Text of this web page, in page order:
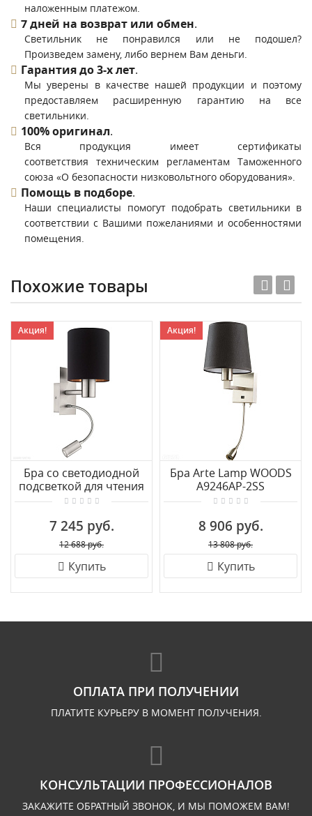
наложенным платежом.
7 дней на возврат или обмен.
Светильник не понравился или не подошел?
Произведем замену, либо вернем Вам деньги.
Гарантия до 3-х лет.
Мы уверены в качестве нашей продукции и поэтому
предоставляем расширенную гарантию на все
светильники.
100% оригинал.
Вся продукция имеет сертификаты
соответствия техническим регламентам Таможенного
союза «О безопасности низковольтного оборудования».
Помощь в подборе.
Наши специалисты помогут подобрать светильники в
соответствии с Вашими пожеланиями и особенностями
помещения.
Похожие товары
Акция!
Бра cо светодиодной
подсветкой для чтения
EGLO PASTERI 96483
7 245 руб.
12 688 руб.
Купить
Акция!
Бра Arte Lamp WOODS
A9246AP-2SS
8 906 руб.
13 808 руб.
Купить
ОПЛАТА ПРИ ПОЛУЧЕНИИ
ПЛАТИТЕ КУРЬЕРУ В МОМЕНТ ПОЛУЧЕНИЯ.
КОНСУЛЬТАЦИИ ПРОФЕССИОНАЛОВ
ЗАКАЖИТЕ ОБРАТНЫЙ ЗВОНОК, И МЫ ПОМОЖЕМ ВАМ!